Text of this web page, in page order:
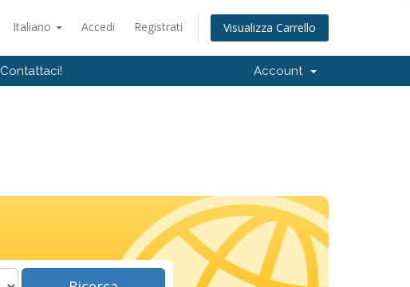
Italiano Accedi Registrati Visualizza Carrello
Contattaci! Account